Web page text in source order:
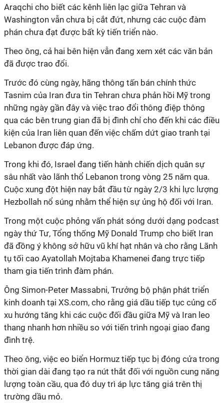
Araqchi cho biết các kênh liên lạc giữa Tehran và
Washington vẫn chưa bị cắt đứt, nhưng các cuộc đàm
phán chưa đạt được bất kỳ tiến triển nào.
Theo ông, cả hai bên hiện vẫn đang xem xét các văn bản
đã được trao đổi.
Trước đó cùng ngày, hãng thông tấn bán chính thức
Tasnim của Iran đưa tin Tehran chưa phản hồi Mỹ trong
những ngày gần đây và việc trao đổi thông điệp thông
qua các bên trung gian đã bị đình chỉ cho đến khi các điều
kiện của Iran liên quan đến việc chấm dứt giao tranh tại
Lebanon được đáp ứng.
Trong khi đó, Israel đang tiến hành chiến dịch quân sự
sâu nhất vào lãnh thổ Lebanon trong vòng 25 năm qua.
Cuộc xung đột hiện nay bắt đầu từ ngày 2/3 khi lực lượng
Hezbollah nổ súng nhằm thể hiện sự ủng hộ đối với Iran.
Trong một cuộc phỏng vấn phát sóng dưới dạng podcast
ngày thứ Tư, Tổng thống Mỹ Donald Trump cho biết Iran
đã đồng ý không sở hữu vũ khí hạt nhân và cho rằng Lãnh
tụ tối cao Ayatollah Mojtaba Khamenei đang trực tiếp
tham gia tiến trình đàm phán.
Ông Simon-Peter Massabni, Trưởng bộ phận phát triển
kinh doanh tại XS.com, cho rằng giá dầu tiếp tục củng cố
xu hướng tăng khi các cuộc đối đầu giữa Mỹ và Iran leo
thang nhanh hơn nhiều so với tiến trình ngoại giao đang
đình trệ.
Theo ông, việc eo biển Hormuz tiếp tục bị đóng cửa trong
thời gian dài đang tạo ra nút thắt đối với nguồn cung năng
lượng toàn cầu, qua đó duy trì áp lực tăng giá trên thị
trường dầu mỏ.